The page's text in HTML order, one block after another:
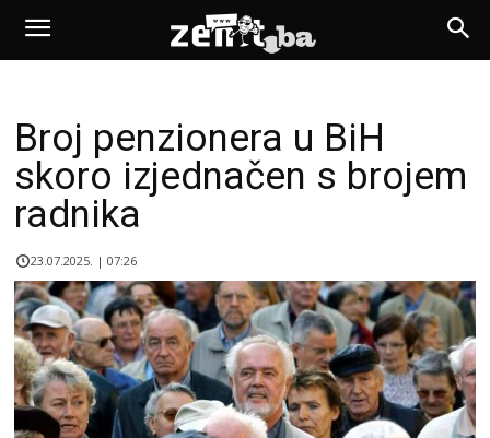
Broj penzionera u BiH
skoro izjednačen s brojem
radnika
23.07.2025. | 07:26